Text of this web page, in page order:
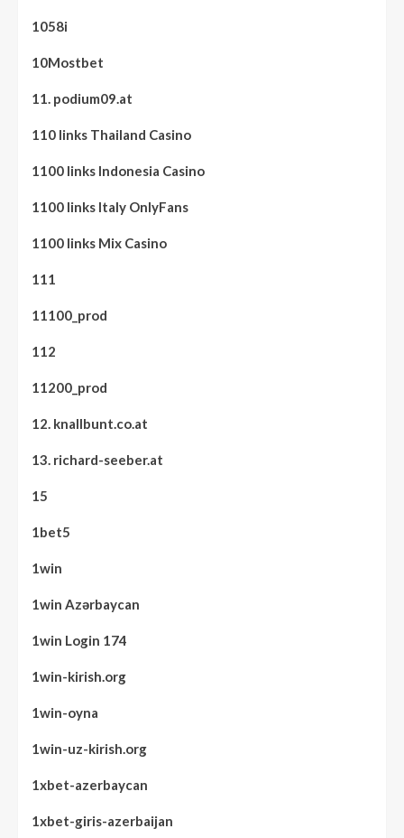
1058i
10Mostbet
11. podium09.at
110 links Thailand Casino
1100 links Indonesia Casino
1100 links Italy OnlyFans
1100 links Mix Casino
111
11100_prod
112
11200_prod
12. knallbunt.co.at
13. richard-seeber.at
15
1bet5
1win
1win Azərbaycan
1win Login 174
1win-kirish.org
1win-oyna
1win-uz-kirish.org
1xbet-azerbaycan
1xbet-giris-azerbaijan